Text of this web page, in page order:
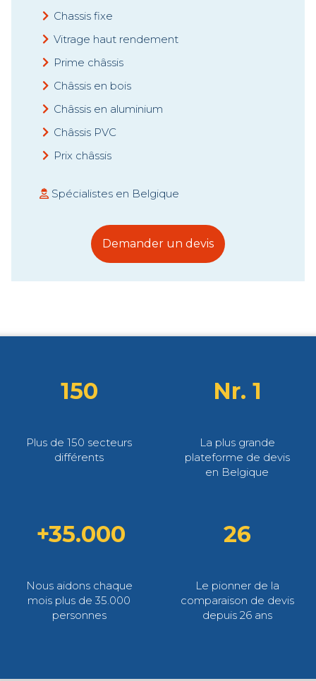
Chassis fixe
Vitrage haut rendement
Prime châssis
Châssis en bois
Châssis en aluminium
Châssis PVC
Prix châssis
Spécialistes en Belgique
Demander un devis
150
Plus de 150 secteurs
différents
Nr. 1
La plus grande
plateforme de devis
en Belgique
+35.000
Nous aidons chaque
mois plus de 35.000
personnes
26
Le pionner de la
comparaison de devis
depuis 26 ans